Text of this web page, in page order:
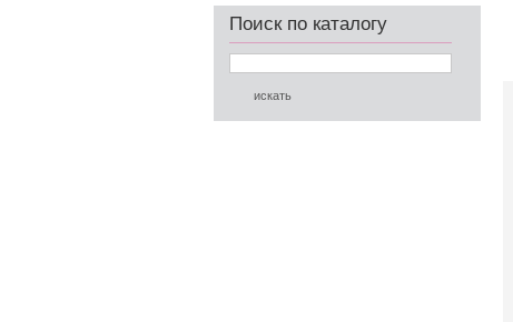
Поиск по каталогу